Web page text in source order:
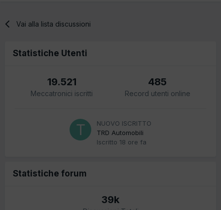
Vai alla lista discussioni
Statistiche Utenti
19.521
Meccatronici iscritti
485
Record utenti online
NUOVO ISCRITTO
TRD Automobili
Iscritto 18 ore fa
Statistiche forum
39k